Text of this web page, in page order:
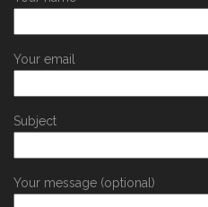
Your email
Subject
Your message (optional)